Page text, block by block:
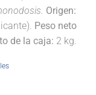
Origen:
Peso neto
de la caja: 2 kg.